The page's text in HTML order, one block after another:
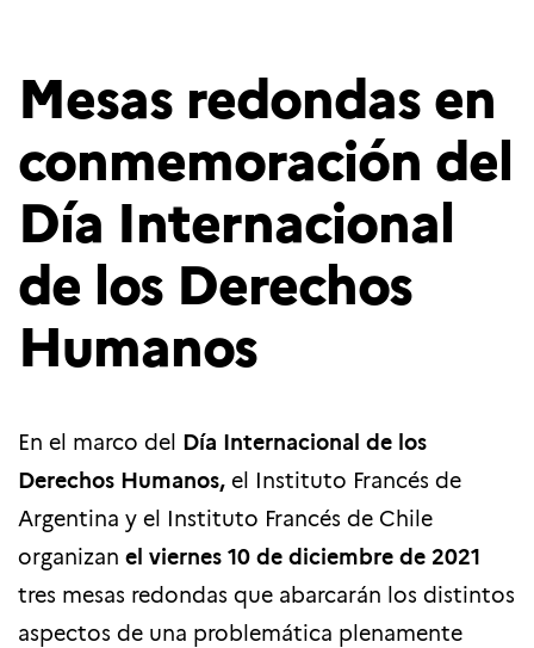
Mesas redondas en
conmemoración del
Día Internacional
de los Derechos
Humanos
En el marco del Día Internacional de los
Derechos Humanos, el Instituto Francés de
Argentina y el Instituto Francés de Chile
organizan el viernes 10 de diciembre de 2021
tres mesas redondas que abarcarán los distintos
aspectos de una problemática plenamente